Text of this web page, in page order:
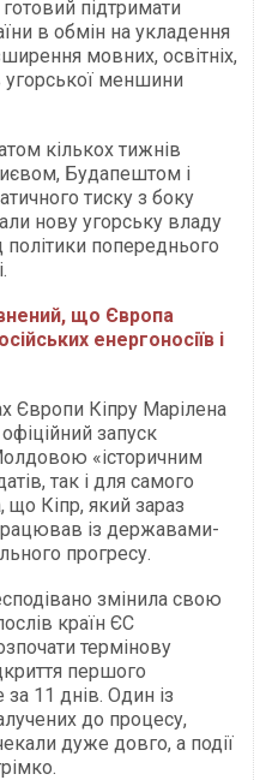
підтримати
в обмін на укладення
мовних, освітніх,
угорської меншини
кількох тижнів
Будапештом і
тиску з боку
нову угорську владу
політики попереднього
що Європа
енергоносіїв і
Європи Кіпру Марілена
запуск
«історичним
так і для самого
Кіпр, який зараз
із державами-
прогресу.
змінила свою
країн ЄС
термінову
першого
11 днів. Один із
до процесу,
дуже довго, а події